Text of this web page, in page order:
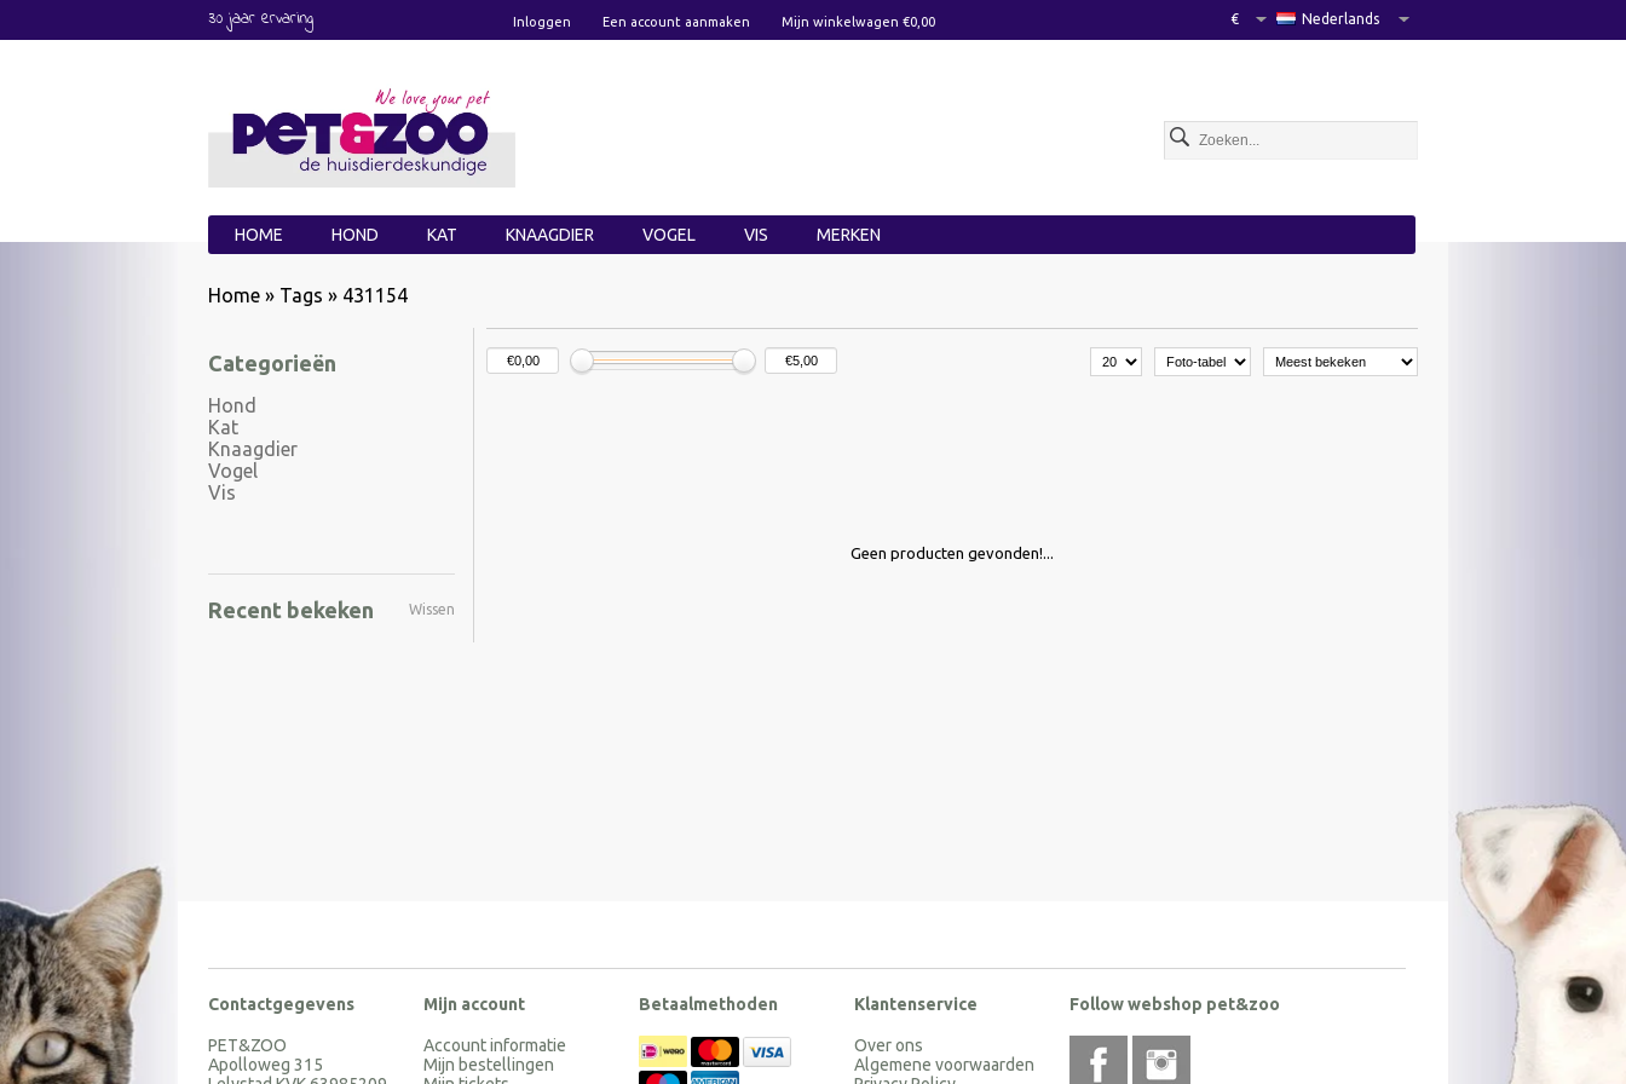
30 jaar ervaring Inloggen Een account aanmaken Mijn winkelwagen €0,00 Nederlands
€
HOME HOND KAT KNAAGDIER VOGEL VIS MERKEN
Home » Tags » 431154
Categorieën
Hond
Kat
Knaagdier
Vogel
Vis
Recent bekeken Wissen
Geen producten gevonden!...
Contactgegevens
PET&ZOO
Apolloweg 315
Mijn account
Account informatie
Mijn bestellingen
Betaalmethoden Klantenservice
Over ons
Algemene voorwaarden
Follow webshop pet&zoo